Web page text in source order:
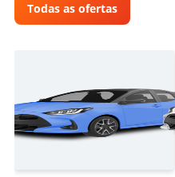
Todas as ofertas